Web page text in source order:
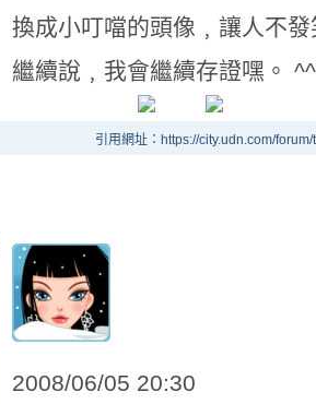
換成小叮噹的頭像﹐讓人不
繼續說﹐我會繼續存證嘿。 ^^
引用網址：https://city.udn.com/
2008/06/05 20:30